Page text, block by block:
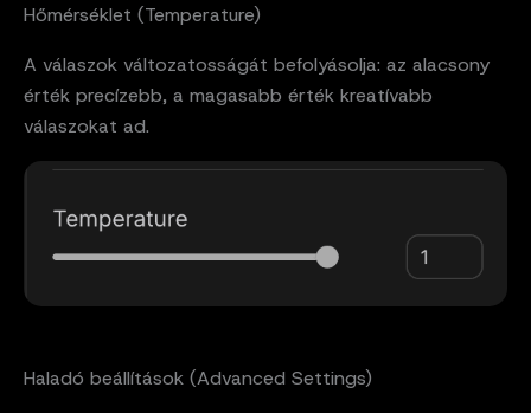
Hőmérséklet (Temperature)
A válaszok változatosságát befolyásolja: az alacsony
érték precízebb, a magasabb érték kreatívabb
válaszokat ad.
Haladó beállítások (Advanced Settings)